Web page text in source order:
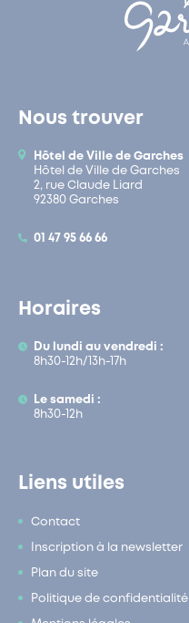
Nous trouver
Hôtel de Ville de Garches
Hôtel de Ville de Garches
2, rue Claude Liard
92380 Garches
01 47 95 66 66
Horaires
Du lundi au vendredi :
8h30-12h/13h-17h
Le samedi :
8h30-12h
Liens utiles
Contact
Inscription à la newsletter
Plan du site
Politique de confidentialité